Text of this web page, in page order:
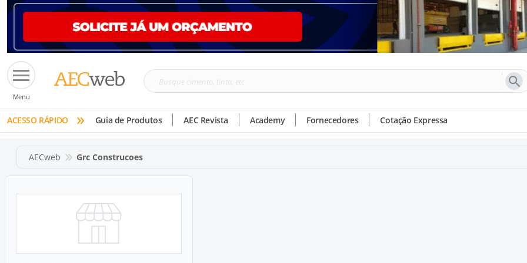
Menu
Busque
tinta,
etc
ACESSO RÁPIDO » Guia de Produtos AEC Revista Academy Fornecedores Cotação Expressa
AECweb Grc Construcoes